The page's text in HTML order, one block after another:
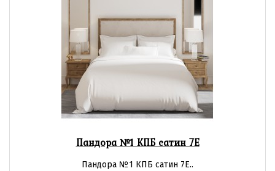
Пандора №1 КПБ сатин 7Е
Пандора №1 КПБ сатин 7Е..